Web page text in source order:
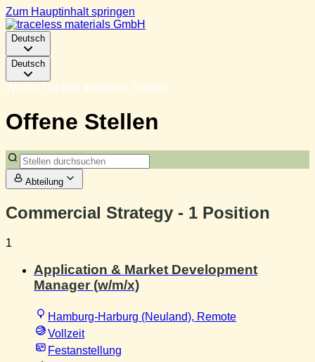
Zum Hauptinhalt springen
Deutsch
Deutsch
Werde Teil des traceless Teams!
Offene Stellen
Abteilung
Commercial Strategy - 1 Position
1
Application & Market Development
Manager (w/m/x)
Hamburg-Harburg (Neuland), Remote
Vollzeit
Festanstellung